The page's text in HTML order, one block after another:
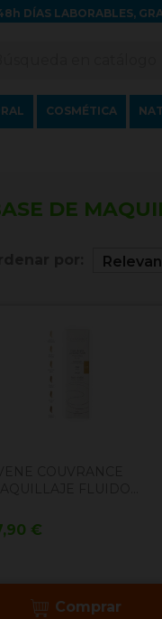
DÍAS LABORABLES,
COSMÉTICA
DE
€
Comprar